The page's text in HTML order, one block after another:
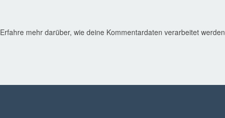
Erfahre mehr darüber, wie deine Kommentardaten verarbeitet werden